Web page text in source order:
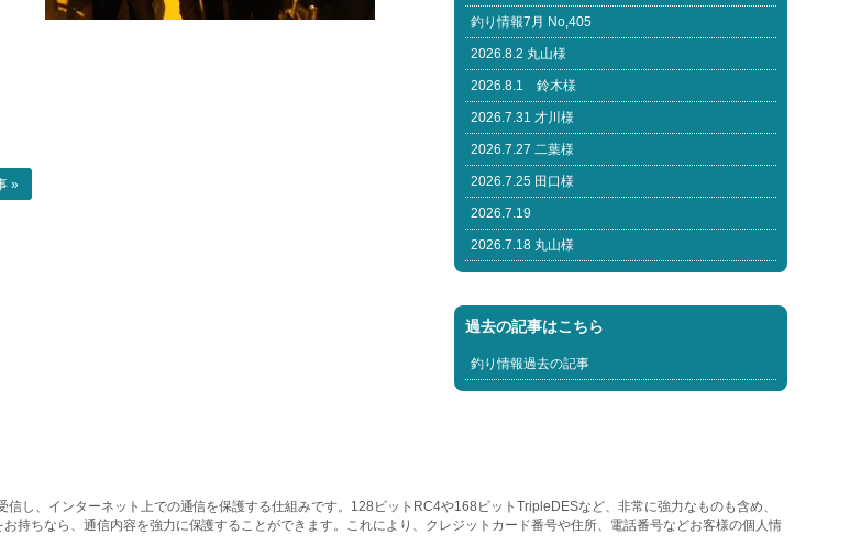
»
釣り情報7月 No,405
2026.8.2 丸山様
2026.8.1 鈴木様
2026.7.31 才川様
2026.7.27 二葉様
2026.7.25 田口様
2026.7.19
2026.7.18 丸山様
過去の記事はこちら
釣り情報過去の記事
し、インターネット上での通信を保護する仕組みです。128ビットRC4や168ビットTripleDESなど、非常に強力なものも含め、
持ちなら、通信内容を強力に保護することができます。これにより、クレジットカード番号や住所、電話番号などお客様の個人情